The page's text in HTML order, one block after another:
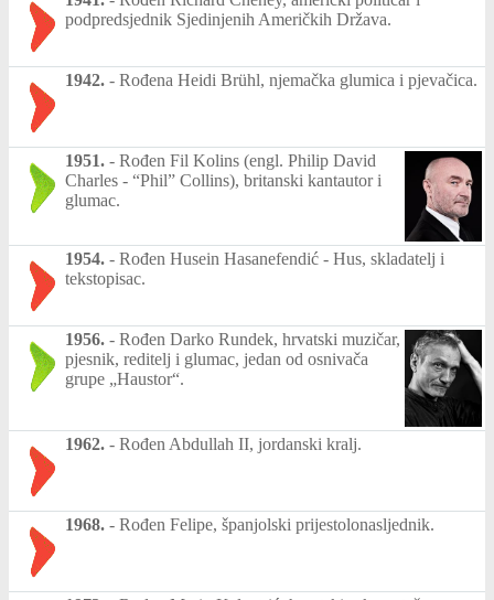
podpredsjednik Sjedinjenih Američkih Država.
1942. - Rođena Heidi Brühl, njemačka glumica i pjevačica.
1951. - Rođen Fil Kolins (engl. Philip David
Charles - “Phil” Collins), britanski kantautor i
glumac.
1954. - Rođen Husein Hasanefendić - Hus, skladatelj i
tekstopisac.
1956. - Rođen Darko Rundek, hrvatski muzičar,
pjesnik, reditelj i glumac, jedan od osnivača
grupe „Haustor“.
1962. - Rođen Abdullah II, jordanski kralj.
1968. - Rođen Felipe, španjolski prijestolonasljednik.